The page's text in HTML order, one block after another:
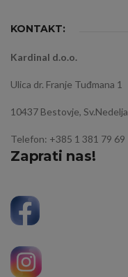
KONTAKT:
Kardinal d.o.o.
Ulica dr. Franje Tuđmana 1
10437 Bestovje, Sv.Nedelja
Telefon: +385 1 381 79 69
Zaprati nas!